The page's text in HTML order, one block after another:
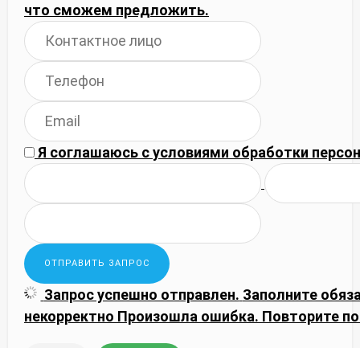
что сможем предложить.
Я соглашаюсь сусловиями обработки
Запрос успешно отправлен. Заполните
некорректно Произошла ошибка. Повторите